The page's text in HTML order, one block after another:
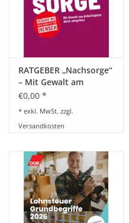
ARBEITSZEIT
RATGEBER „Nachsorge“
– Mit Gewalt am
Arbeitsplatz aktiv
€0,00 *
* exkl. MwSt. zzgl.
Versandkosten